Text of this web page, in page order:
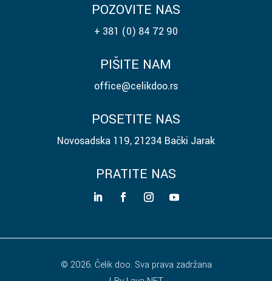
POZOVITE NAS
+ 381 (0) 84 72 90
PIŠITE NAM
office@celikdoo.rs
POSETITE NAS
Novosadska 119, 21234 Bački Jarak
PRATITE NAS
© 2026. Čelik doo. Sva prava zadržana